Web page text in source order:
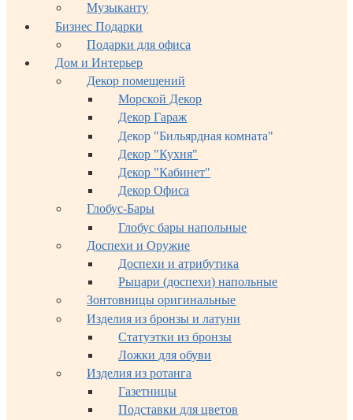
Музыканту
Бизнес Подарки
Подарки для офиса
Дом и Интерьер
Декор помещений
Морской Декор
Декор Гараж
Декор "Бильярдная комната"
Декор "Кухня"
Декор "Кабинет"
Декор Офиса
Глобус-Бары
Глобус бары напольные
Доспехи и Оружие
Доспехи и атрибутика
Рыцари (доспехи) напольные
Зонтовницы оригинальные
Изделия из бронзы и латуни
Статуэтки из бронзы
Ложки для обуви
Изделия из ротанга
Газетницы
Подставки для цветов